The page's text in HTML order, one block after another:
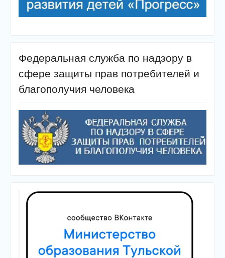
Федеральная служба по надзору в
сфере защиты прав потребителей и
благополучия человека